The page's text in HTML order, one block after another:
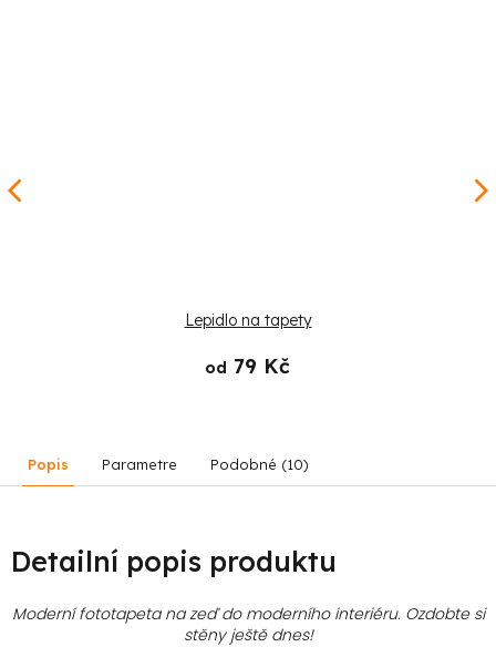
Lepidlo na tapety
od 79 Kč
Popis Parametre Podobné (10)
Detailní popis produktu
Moderní fototapeta na zeď do moderního interiéru. Ozdobte si
stěny ještě dnes!